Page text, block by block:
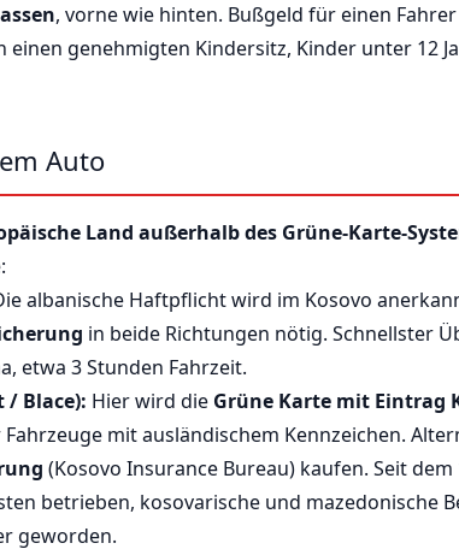
, vorne wie hinten. Bußgeld für einen
einen genehmigten Kindersitz, Kinder unter 12
Auto
Land außerhalb des Grüne-Karte-
albanische Haftpflicht wird im Kosovo
in beide Richtungen nötig. Schnellster
etwa 3 Stunden Fahrzeit.
/ Blace): Hier wird die Grüne Karte mit Eintrag
mit ausländischem Kennzeichen.
(Kosovo Insurance Bureau) kaufen. Seit
betrieben, kosovarische und mazedonische
geworden.